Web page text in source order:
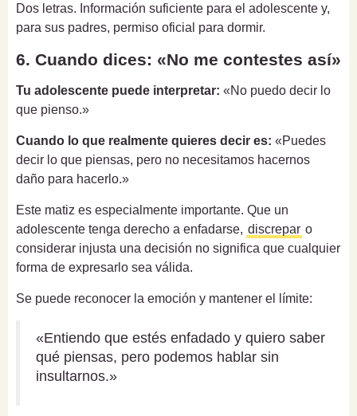
Dos letras. Información suficiente para el adolescente y,
para sus padres, permiso oficial para dormir.
6. Cuando dices: «No me contestes así»
Tu adolescente puede interpretar: «No puedo decir lo
que pienso.»
Cuando lo que realmente quieres decir es: «Puedes
decir lo que piensas, pero no necesitamos hacernos
daño para hacerlo.»
Este matiz es especialmente importante. Que un
adolescente tenga derecho a enfadarse, discrepar o
considerar injusta una decisión no significa que cualquier
forma de expresarlo sea válida.
Se puede reconocer la emoción y mantener el límite:
«Entiendo que estés enfadado y quiero saber
qué piensas, pero podemos hablar sin
insultarnos.»